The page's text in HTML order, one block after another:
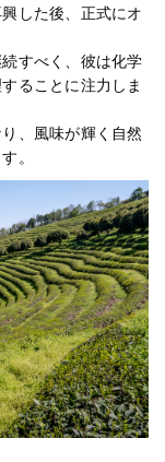
した後、正式にオ
すべく、彼は化学
ることに注力しま
、風味が輝く自然
。